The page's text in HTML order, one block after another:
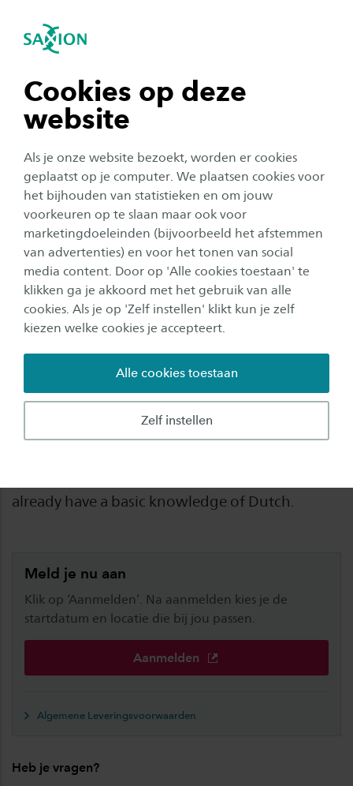
Cookies op deze
website
Als je onze website bezoekt, worden er cookies
geplaatst op je computer. We plaatsen cookies voor
het bijhouden van statistieken en om jouw
voorkeuren op te slaan maar ook voor
marketingdoeleinden (bijvoorbeeld het afstemmen
van advertenties) en voor het tonen van social
media content. Door op 'Alle cookies toestaan' te
klikken ga je akkoord met het gebruik van alle
cookies. Als je op 'Zelf instellen' klikt kun je zelf
kiezen welke cookies je accepteert.
Zelf instellen
Alle cookies toestaan
Navigatie openen
tonen
tonen
tonen
tonen
sluiten
Follow-up course Dutch A2
Subnavigatie tonen
Follow-up course Dutch A2
Do you already have some knowledge of Dutch
(A1 level) and want to further develop your
language skills? Then sign up for the Follow-up
already have a basic knowledge of Dutch.
Meld je nu aan
Klik op ‘Aanmelden’. Na aanmelden kies je de
startdatum en locatie die bij jou passen.
Aanmelden
Algemene Leveringsvoorwaarden
Heb je vragen?